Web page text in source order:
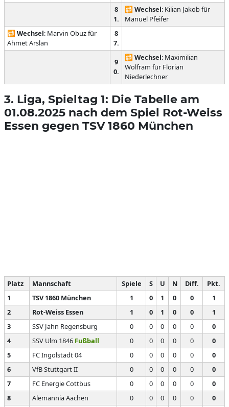
8
1.
🔁 Wechsel: Kilian Jakob für
Manuel Pfeifer
🔁 Wechsel: Marvin Obuz für
Ahmet Arslan
8
7.
9
0.
🔁 Wechsel: Maximilian
Wolfram für Florian
Niederlechner
3. Liga, Spieltag 1: Die Tabelle am
01.08.2025 nach dem Spiel Rot-Weiss
Essen gegen TSV 1860 München
Platz Mannschaft Spiele S U N Diff.
Pkt.
1
TSV 1860 München 1 0 1 0 0
1
2
Rot-Weiss Essen 1 0 1 0 0
1
3
SSV Jahn Regensburg 0 0 0 0 0
0
4
SSV Ulm 1846 Fußball 0 0 0 0 0
0
5
FC Ingolstadt 04 0 0 0 0 0
0
6
VfB Stuttgart II 0 0 0 0 0
0
7
FC Energie Cottbus 0 0 0 0 0
0
8
Alemannia Aachen 0 0 0 0 0
0